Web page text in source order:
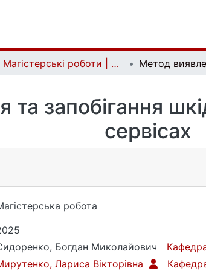
Магістерські роботи | Master's theses
та запобігання
сервісах
робота
Богдан Миколайович
Лариса Вікторівна